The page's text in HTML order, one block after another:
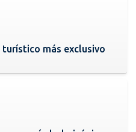
más exclusivo